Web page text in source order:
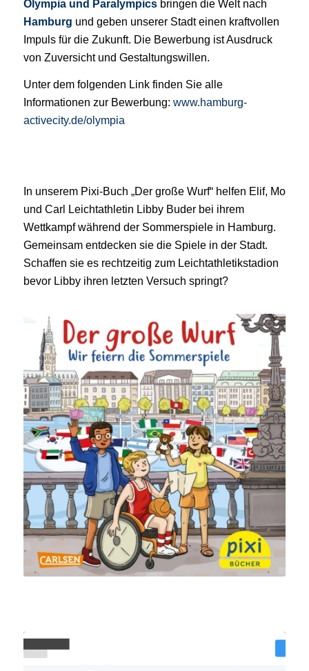
Olympia und Paralympicsbringen die Welt nach
Hamburg und geben unserer Stadt einen kraftvollen
Impuls für die Zukunft. Die Bewerbung ist Ausdruck
von Zuversicht und Gestaltungswillen.
Unter dem folgenden Link finden Sie alle
Informationen zur Bewerbung: www.hamburg-
activecity.de/olympia
In unserem Pixi-Buch „Der große Wurf“ helfen Elif, Mo
und Carl Leichtathletin Libby Buder bei ihrem
Wettkampf während der Sommerspiele in Hamburg.
Gemeinsam entdecken sie die Spiele in der Stadt.
Schaffen sie es rechtzeitig zum Leichtathletikstadion
bevor Libby ihren letzten Versuch springt?